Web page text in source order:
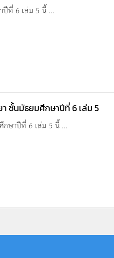
ปีที่ 6 เล่ม 5 นี้ ...
า ชั้นมัธยมศึกษาปีที่ 6 เล่ม 5
กษาปีที่ 6 เล่ม 5 นี้ ...